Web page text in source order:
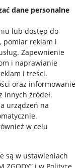
dane personalne
lub dostęp do
pomiar reklam i
. Zapewnienie
i naprawianie
i treści.
oraz informowanie
innych źródeł.
urządzeń na
.
w celu
są w ustawieniach